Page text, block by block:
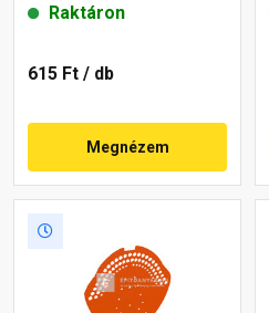
Raktáron
615 Ft / db
Megnézem